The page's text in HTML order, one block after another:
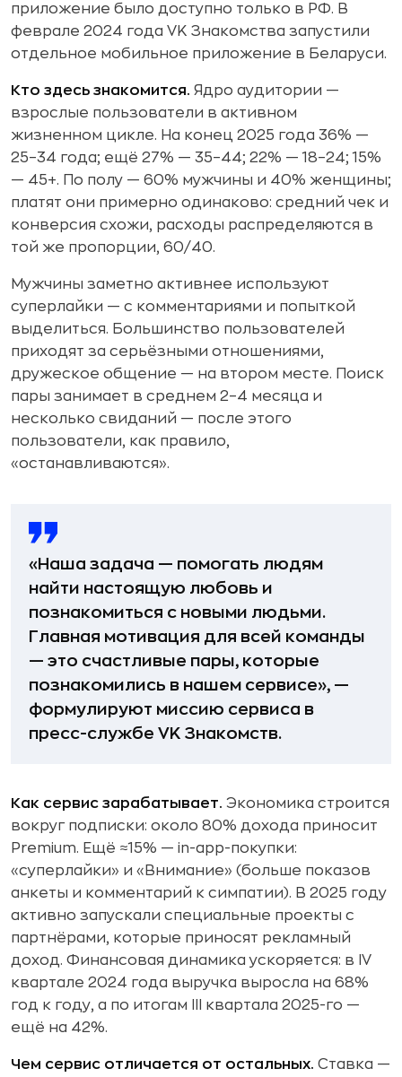
приложение было доступно только в РФ. В
феврале 2024 года VK Знакомства запустили
отдельное мобильное приложение в Беларуси.
Кто здесь знакомится. Ядро аудитории —
взрослые пользователи в активном
жизненном цикле. На конец 2025 года 36% —
25–34 года; ещё 27% — 35–44; 22% — 18–24; 15%
— 45+. По полу — 60% мужчины и 40% женщины;
платят они примерно одинаково: средний чек и
конверсия схожи, расходы распределяются в
той же пропорции, 60/40.
Мужчины заметно активнее используют
суперлайки — с комментариями и попыткой
выделиться. Большинство пользователей
приходят за серьёзными отношениями,
дружеское общение — на втором месте. Поиск
пары занимает в среднем 2–4 месяца и
несколько свиданий — после этого
пользователи, как правило,
«останавливаются».
«Наша задача — помогать людям
найти настоящую любовь и
познакомиться с новыми людьми.
Главная мотивация для всей команды
— это счастливые пары, которые
познакомились в нашем сервисе», —
формулируют миссию сервиса в
пресс-службе VK Знакомств.
Как сервис зарабатывает. Экономика строится
вокруг подписки: около 80% дохода приносит
Premium. Ещё ≈15% — in-app-покупки:
«суперлайки» и «Внимание» (больше показов
анкеты и комментарий к симпатии). В 2025 году
активно запускали специальные проекты с
партнёрами, которые приносят рекламный
доход. Финансовая динамика ускоряется: в IV
квартале 2024 года выручка выросла на 68%
год к году, а по итогам III квартала 2025-го —
ещё на 42%.
Чем сервис отличается от остальных. Ставка —